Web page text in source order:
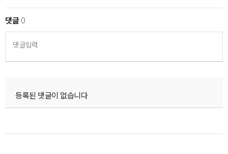
댓글0
댓글입력
등록된 댓글이 없습니다